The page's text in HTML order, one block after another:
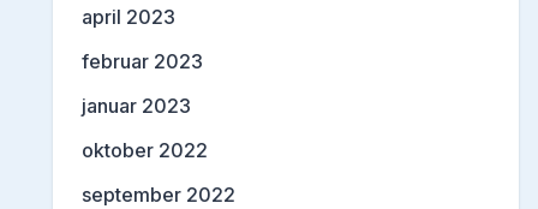
april 2023
februar 2023
januar 2023
oktober 2022
september 2022